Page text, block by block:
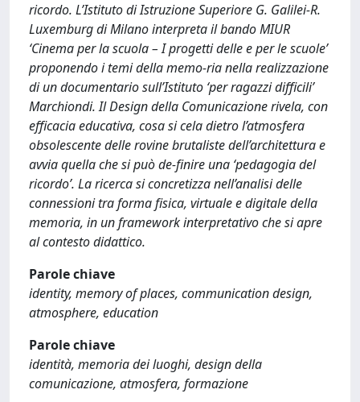
ricordo. L’Istituto di Istruzione Superiore G. Galilei-R.
Luxemburg di Milano interpreta il bando MIUR
‘Cinema per la scuola – I progetti delle e per le scuole’
proponendo i temi della memo-ria nella realizzazione
di un documentario sull’Istituto ‘per ragazzi difficili’
Marchiondi. Il Design della Comunicazione rivela, con
efficacia educativa, cosa si cela dietro l’atmosfera
obsolescente delle rovine brutaliste dell’architettura e
avvia quella che si può de-finire una ‘pedagogia del
ricordo’. La ricerca si concretizza nell’analisi delle
connessioni tra forma fisica, virtuale e digitale della
memoria, in un framework interpretativo che si apre
al contesto didattico.
Parole chiave
identity, memory of places, communication design,
atmosphere, education
Parole chiave
identità, memoria dei luoghi, design della
comunicazione, atmosfera, formazione